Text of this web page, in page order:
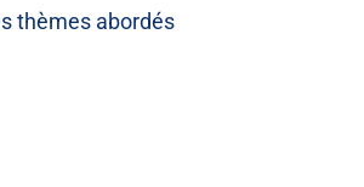
thèmes abordés